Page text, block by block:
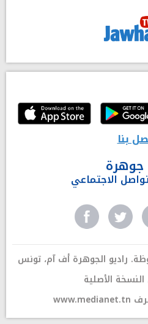
بنا
جوهرة
الاجتماعي
الأصلية
www.medianet.tn